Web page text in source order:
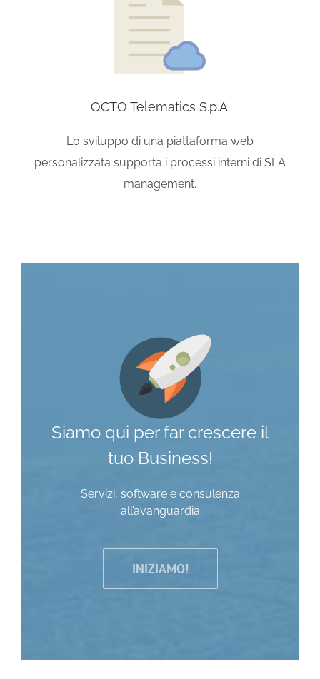
OCTO Telematics S.p.A.
Lo sviluppo di una piattaforma web
personalizzata supporta i processi interni di SLA
management.
Siamo qui per far crescere il
tuo Business!
Servizi, software e consulenza
all’avanguardia
INIZIAMO!